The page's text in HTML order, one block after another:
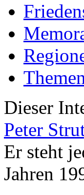
Dieser
Peter
Er steht
Jahren